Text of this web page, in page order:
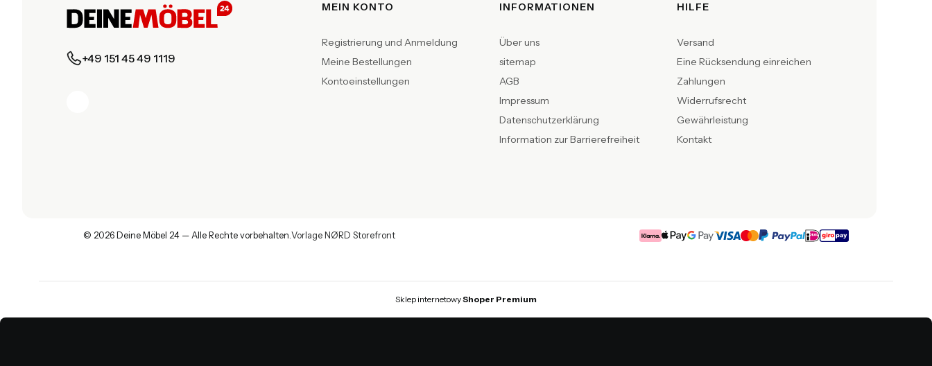
+49 151 45 49 1119
Fußzeilenmenü
MEIN KONTO
Registrierung und Anmeldung
Meine Bestellungen
Kontoeinstellungen
INFORMATIONEN
Über uns
sitemap
AGB
Impressum
Datenschutzerklärung
Information zur Barrierefreiheit
HILFE
Versand
Eine Rücksendung einreichen
Zahlungen
Widerrufsrecht
Gewährleistung
Kontakt
© 2026 Deine Möbel 24 — Alle Rechte vorbehalten.Vorlage NØRD Storefront
Sklep internetowyShoper Premium